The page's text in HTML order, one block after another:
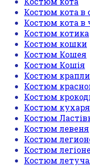
Костюм кота в
Костюм кота в
Костюм котика
Костюм кошки
Костюм Кощея
Костюм Кощія
Костюм
Костюм
Костюм
Костюм кухаря
Костюм
Костюм левеня
Костюм
Костюм
Костюм